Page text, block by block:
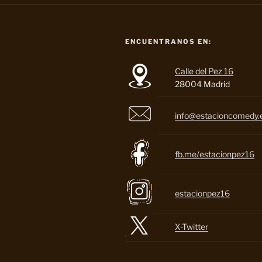
ENCUENTRANOS EN:
Calle del Pez 16
28004 Madrid
fb.me/estacionpez16
estacionpez16
X-Twitter